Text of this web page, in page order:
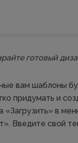
готовый
вам шаблоны
придумать и
«Загрузить» в
Введите свой